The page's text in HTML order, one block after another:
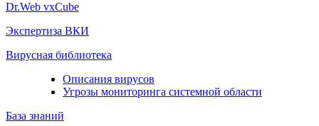
Dr.Web vxCube
Экспертиза ВКИ
Вирусная библиотека
Описания вирусов
Угрозы мониторинга системной области
База знаний